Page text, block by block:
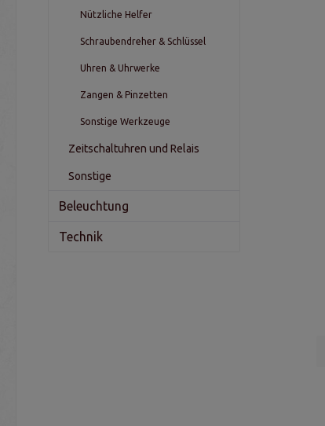
Nützliche Helfer
Schraubendreher & Schlüssel
Uhren & Uhrwerke
Zangen & Pinzetten
Sonstige Werkzeuge
Zeitschaltuhren und Relais
Sonstige
Beleuchtung
Technik